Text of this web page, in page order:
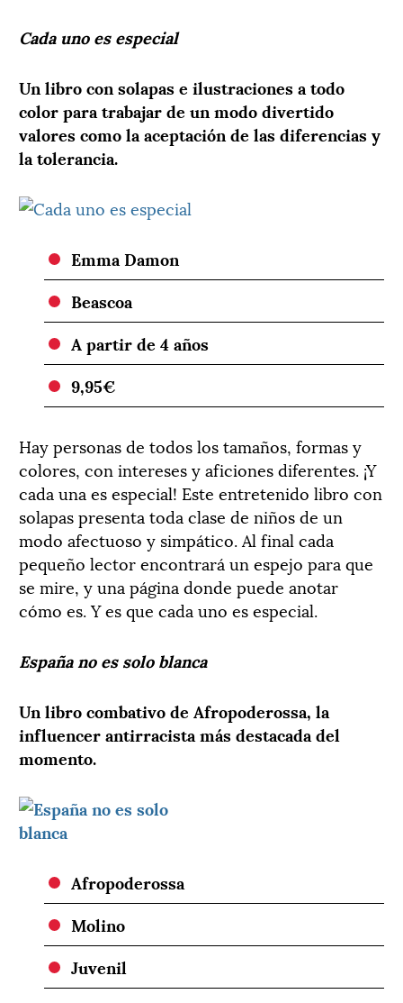
Cada uno es especial
Un libro con solapas e ilustraciones a todo
color para trabajar de un modo divertido
valores como la aceptación de las diferencias y
la tolerancia.
Emma Damon
Beascoa
A partir de 4 años
9,95€
Hay personas de todos los tamaños, formas y
colores, con intereses y aficiones diferentes. ¡Y
cada una es especial! Este entretenido libro con
solapas presenta toda clase de niños de un
modo afectuoso y simpático. Al final cada
pequeño lector encontrará un espejo para que
se mire, y una página donde puede anotar
cómo es. Y es que cada uno es especial.
España no es solo blanca
Un libro combativo de Afropoderossa, la
influencer antirracista más destacada del
momento.
Afropoderossa
Molino
Juvenil